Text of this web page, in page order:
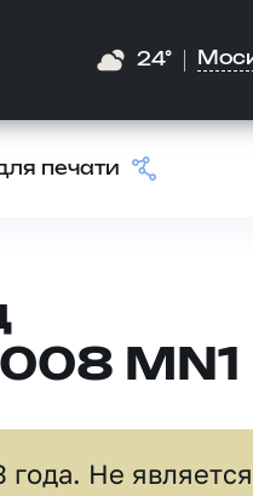
24°
печати
MN1
Не является